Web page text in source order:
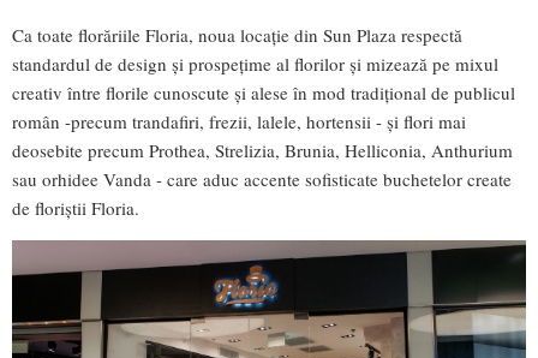
Ca toate florăriile Floria, noua locație din Sun Plaza respectă
standardul de design și prospețime al florilor și mizează pe mixul
creativ între florile cunoscute și alese în mod tradițional de publicul
român -precum trandafiri, frezii, lalele, hortensii - și flori mai
deosebite precum Prothea, Strelizia, Brunia, Helliconia, Anthurium
sau orhidee Vanda - care aduc accente sofisticate buchetelor create
de floriștii Floria.